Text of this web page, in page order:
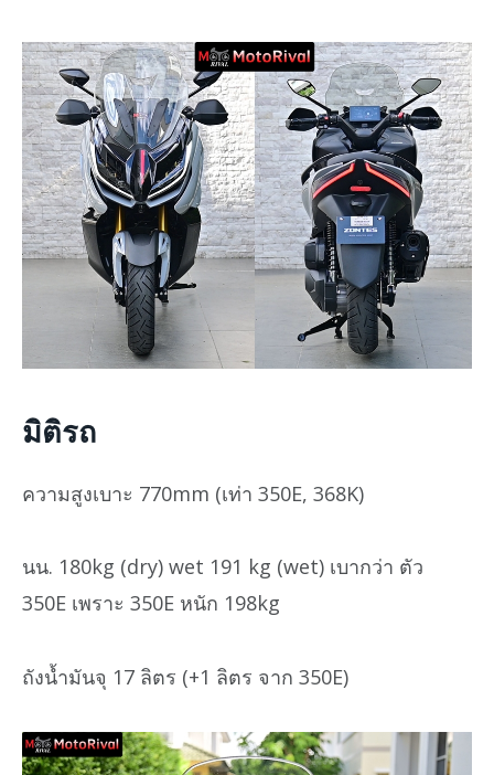
มิติรถ
ความสูงเบาะ 770mm (เท่า 350E, 368K)
นน. 180kg (dry) wet 191 kg (wet) เบากว่า ตัว
350E เพราะ 350E หนัก 198kg
ถังน้ำมันจุ 17 ลิตร (+1 ลิตร จาก 350E)